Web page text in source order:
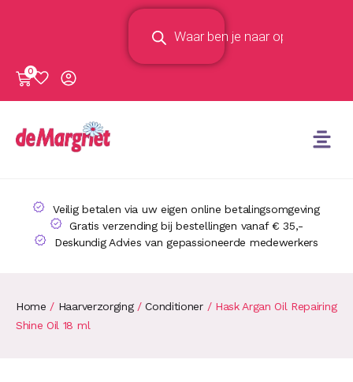
0
Veilig betalen via uw eigen online betalingsomgeving
Gratis verzending bij bestellingen vanaf € 35,-
Deskundig Advies van gepassioneerde medewerkers
Home / Haarverzorging/Conditioner/ Hask Argan Oil Repairing
Shine Oil 18 ml